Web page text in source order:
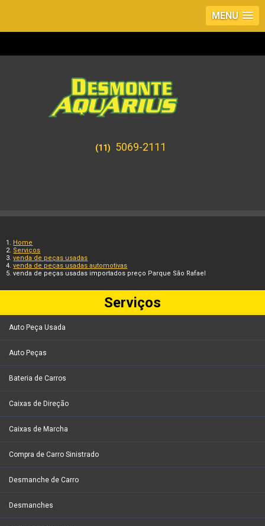
MENU
(11) 5069-2111
Home
Serviços
venda de peças usadas
venda de peças usadas automotivas
venda de peças usadas importados preço Parque São Rafael
Serviços
Auto Peça Usada
Auto Peças
Bateria de Carros
Caixas de Direção
Caixas de Marcha
Compra de Carro Sinistrado
Desmanche de Carro
Desmanches